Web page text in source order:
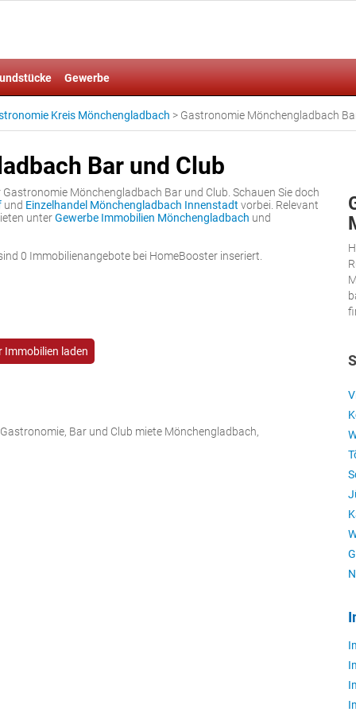
Gewerbe
Kreis Mönchengladbach > Gastronomie Mönchengladbach
Bar und Club
Mönchengladbach Bar und Club. Schauen Sie doch
und Einzelhandel Mönchengladbach Innenstadt vorbei. Relevant
unterGewerbe Immobilien Mönchengladbach und
0 Immobilienangebote bei HomeBooster inseriert.
Immobilien laden
Bar und Club miete Mönchengladbach,